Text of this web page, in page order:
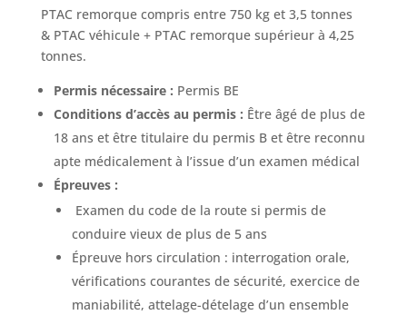
PTAC remorque compris entre 750 kg et 3,5 tonnes
& PTAC véhicule + PTAC remorque supérieur à 4,25
tonnes.
Permis nécessaire : Permis BE
Conditions d’accès au permis : Être âgé de plus de
18 ans et être titulaire du permis B et être reconnu
apte médicalement à l’issue d’un examen médical
Épreuves :
Examen du code de la route si permis de
conduire vieux de plus de 5 ans
Épreuve hors circulation : interrogation orale,
vérifications courantes de sécurité, exercice de
maniabilité, attelage-dételage d’un ensemble